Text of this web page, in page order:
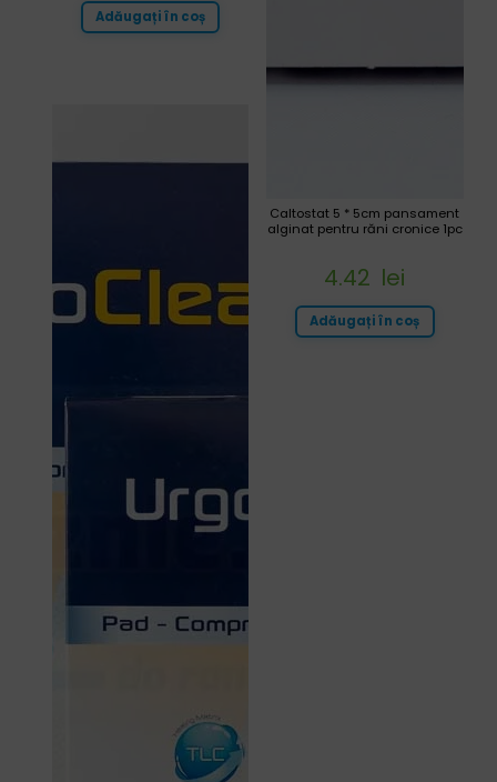
Caltostat 5 * 5cm pansament
alginat pentru răni cronice 1pc
4.42 lei
Adăugați în coș
Adăugați în coș